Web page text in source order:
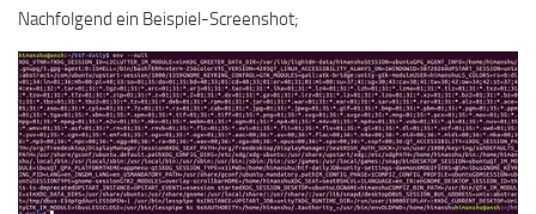
Nachfolgend ein Beispiel-Screenshot;